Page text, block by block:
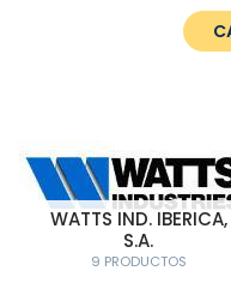
WATTS IND. IBERICA,
S.A.
9 PRODUCTOS